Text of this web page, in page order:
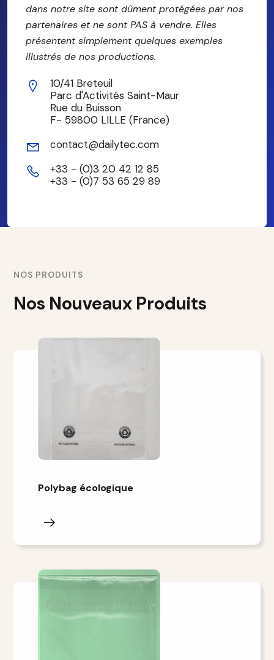
dans notre site sont dûment protégées par nos
partenaires et ne sont PAS à vendre. Elles
présentent simplement quelques exemples
illustrés de nos productions.
10/41 Breteuil
Parc d'Activités Saint-Maur
Rue du Buisson
F- 59800 LILLE (France)
contact@dailytec.com
+33 - (0)3 20 42 12 85
+33 - (0)7 53 65 29 89
NOS PRODUITS
Nos Nouveaux Produits
Polybag écologique